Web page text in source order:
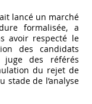
lancé un marché
formalisée, a
avoir respecté le
des candidats
juge des référés
du rejet de
stade de l’analyse